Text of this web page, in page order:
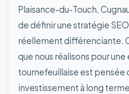
Plaisance-du-Touch,
de définir une stratégie
réellement différenciante.
que nous réalisons pour
tournefeuillaise est pensée
investissement à long